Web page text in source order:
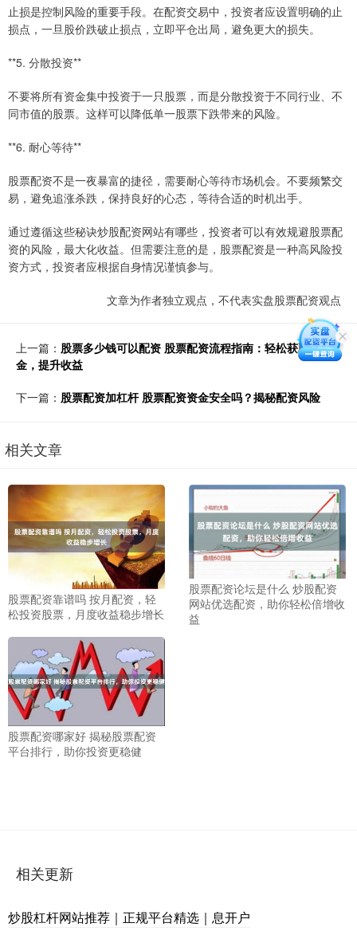
止损是控制风险的重要手段。在配资交易中，投资者应设置明确的止
损点，一旦股价跌破止损点，立即平仓出局，避免更大的损失。
**5. 分散投资**
不要将所有资金集中投资于一只股票，而是分散投资于不同行业、不
同市值的股票。这样可以降低单一股票下跌带来的风险。
**6. 耐心等待**
股票配资不是一夜暴富的捷径，需要耐心等待市场机会。不要频繁交
易，避免追涨杀跌，保持良好的心态，等待合适的时机出手。
通过遵循这些秘诀炒股配资网站有哪些，投资者可以有效规避股票配
资的风险，最大化收益。但需要注意的是，股票配资是一种高风险投
资方式，投资者应根据自身情况谨慎参与。
文章为作者独立观点，不代表实盘股票配资观点
上一篇： 股票多少钱可以配资 股票配资流程指南：轻松获取资
金，提升收益
下一篇： 股票配资加杠杆 股票配资资金安全吗？揭秘配资风险
相关文章
股票配资靠谱吗 按月配资，轻
松投资股票，月度收益稳步增长
股票配资论坛是什么 炒股配资
网站优选配资，助你轻松倍增收
益
股票配资哪家好 揭秘股票配资
平台排行，助你投资更稳健
相关更新
炒股杠杆网站推荐｜正规平台精选｜息开户